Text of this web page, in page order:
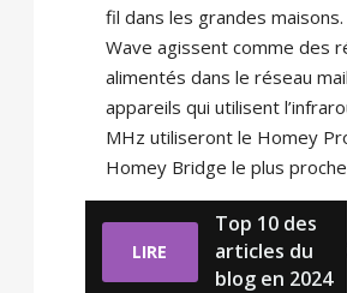
fil dans les grandes
Wave agissent comme des
alimentés dans le réseau
appareils qui utilisent
MHz utiliseront le Homey
Homey Bridge le plus
LIRE
Top 10 des
articles du
blog en 2024